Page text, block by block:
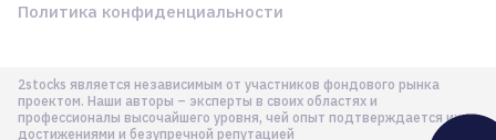
2stocks является независимым от участников фондового рынка
проектом. Наши авторы – эксперты в своих областях и
профессионалы высочайшего уровня, чей опыт подтверждается их
достижениями и безупречной репутацией
Политика конфиденциальности